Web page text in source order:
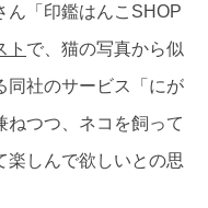
ん「印鑑はんこSHOP
ト で、猫の写真から似
同社のサービス「にが
ねつつ、ネコを飼って
楽しんで欲しいとの思